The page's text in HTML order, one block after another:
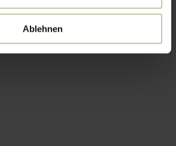
Ablehnen